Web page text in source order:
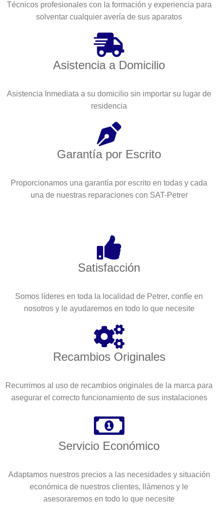
Técnicos profesionales con la formación y experiencia para
solventar cualquier avería de sus aparatos
Asistencia a Domicilio
Asistencia Inmediata a su domicilio sin importar su lugar de
residencia
Garantía por Escrito
Proporcionamos una garantía por escrito en todas y cada
una de nuestras reparaciones con SAT-Petrer
Satisfacción
Somos líderes en toda la localidad de Petrer, confíe en
nosotros y le ayudaremos en todo lo que necesite
Recambios Originales
Recurrimos al uso de recambios originales de la marca para
asegurar el correcto funcionamiento de sus instalaciones
Servicio Económico
Adaptamos nuestros precios a las necesidades y situación
económica de nuestros clientes, llámenos y le
asesoraremos en todo lo que necesite